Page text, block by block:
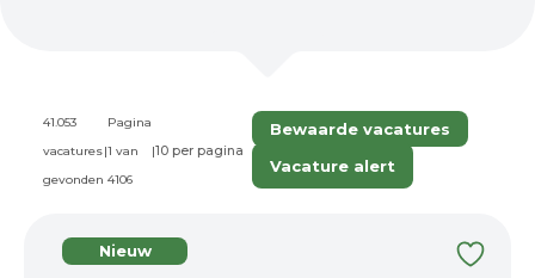
41.053
vacatures
gevonden
|
Pagina
1 van
4106
|
Bewaarde vacatures
Vacature alert
Nieuw